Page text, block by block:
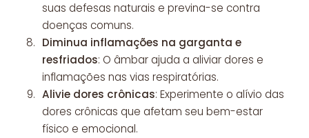
suas defesas naturais e previna-se contra
doenças comuns.
Diminua inflamações na garganta e
resfriados: O âmbar ajuda a aliviar dores e
inflamações nas vias respiratórias.
Alivie dores crônicas: Experimente o alívio das
dores crônicas que afetam seu bem-estar
físico e emocional.